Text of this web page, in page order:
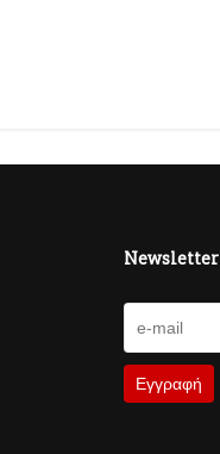
Newsletter